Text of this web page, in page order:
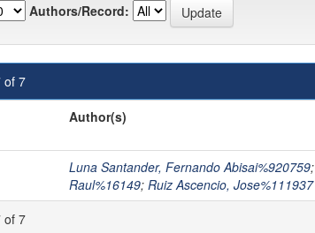
Authors/Record:
of 7
Author(s)
Luna Santander, Fernando Abisai%920759;
Raul%16149; Ruiz Ascencio, Jose%111937
of 7